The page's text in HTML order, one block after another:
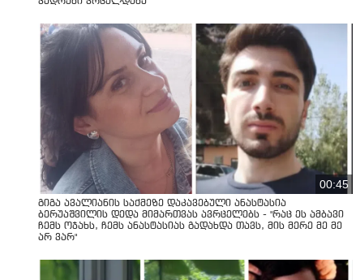
00:45
გიგა ავალიანის საქმეზე დაკავებული ანასტასია
ბერუაშვილის დედა მიმართვას ავრცელებს - "რაც ეს ამბავი
ჩემს ოჯახს, ჩემს ანასტასიას გადახდა თავს, მის მერე მე მე
არ ვარ"